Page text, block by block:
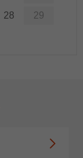
28 29